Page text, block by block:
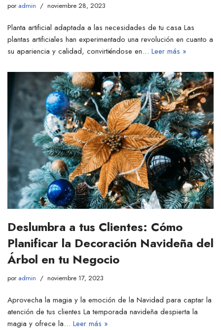
por admin noviembre 28, 2023
Planta artificial adaptada a las necesidades de tu casa Las
plantas artificiales han experimentado una revolución en cuanto a
su apariencia y calidad, convirtiéndose en… Leer más »
Deslumbra a tus Clientes: Cómo
Planificar la Decoración Navideña del
Árbol en tu Negocio
por admin noviembre 17, 2023
Aprovecha la magia y la emoción de la Navidad para captar la
atención de tus clientes La temporada navideña despierta la
magia y ofrece la… Leer más »